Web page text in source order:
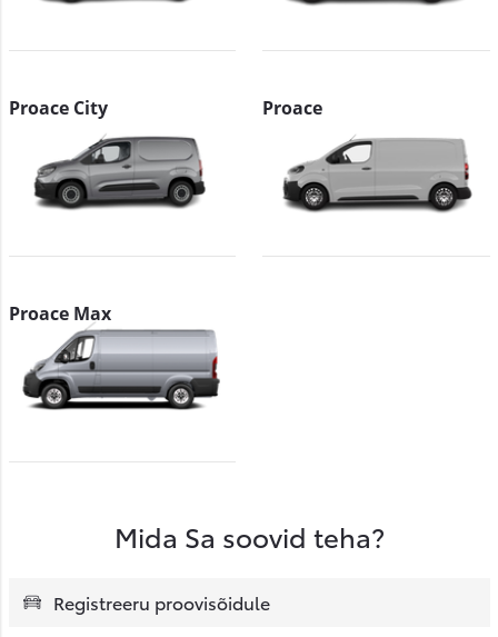
Proace City Proace
Proace Max
Mida Sa soovid teha?
Registreeru proovisõidule